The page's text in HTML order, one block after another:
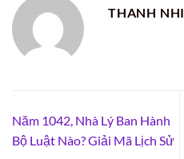
THANH NHI
Năm 1042, Nhà Lý Ban Hành
Bộ Luật Nào? Giải Mã Lịch Sử